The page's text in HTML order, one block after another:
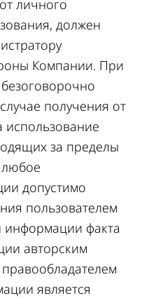
личного
должен
Компании. При
получения от
за пределы
допустимо
пользователем
информации факта
авторским
является